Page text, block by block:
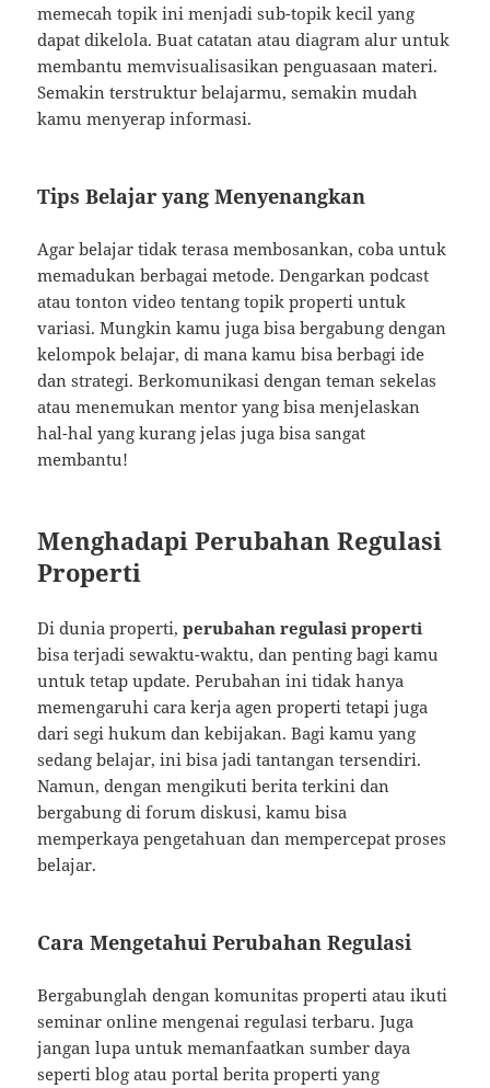
memecah topik ini menjadi sub-topik kecil yang
dapat dikelola. Buat catatan atau diagram alur untuk
membantu memvisualisasikan penguasaan materi.
Semakin terstruktur belajarmu, semakin mudah
kamu menyerap informasi.
Tips Belajar yang Menyenangkan
Agar belajar tidak terasa membosankan, coba untuk
memadukan berbagai metode. Dengarkan podcast
atau tonton video tentang topik properti untuk
variasi. Mungkin kamu juga bisa bergabung dengan
kelompok belajar, di mana kamu bisa berbagi ide
dan strategi. Berkomunikasi dengan teman sekelas
atau menemukan mentor yang bisa menjelaskan
hal-hal yang kurang jelas juga bisa sangat
membantu!
Menghadapi Perubahan Regulasi
Properti
Di dunia properti,perubahan regulasi properti
bisa terjadi sewaktu-waktu, dan penting bagi kamu
untuk tetap update. Perubahan ini tidak hanya
memengaruhi cara kerja agen properti tetapi juga
dari segi hukum dan kebijakan. Bagi kamu yang
sedang belajar, ini bisa jadi tantangan tersendiri.
Namun, dengan mengikuti berita terkini dan
bergabung di forum diskusi, kamu bisa
memperkaya pengetahuan dan mempercepat proses
belajar.
Cara Mengetahui Perubahan Regulasi
Bergabunglah dengan komunitas properti atau ikuti
seminar online mengenai regulasi terbaru. Juga
jangan lupa untuk memanfaatkan sumber daya
seperti blog atau portal berita properti yang